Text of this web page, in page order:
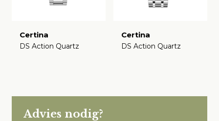
Certina
DS Action Quartz
Certina
DS Action Quartz
Advies nodig?